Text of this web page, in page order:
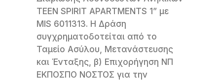
TEEN SPIRIT APARTMENTS 1” με
MIS 6011313. Η Δράση
συγχρηματοδοτείται από το
Ταμείο Ασύλου, Μετανάστευσης
και Ένταξης, β) Επιχορήγηση ΝΠ
ΕΚΠΟΣΠΟ ΝΟΣΤΟΣ για την